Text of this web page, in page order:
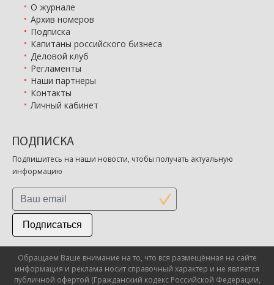
О журнале
Архив номеров
Подписка
Капитаны российского бизнеса
Деловой клуб
Регламенты
Наши партнеры
Контакты
Личный кабинет
ПОДПИСКА
Подпишитесь на наши новости, чтобы получать актуальную
информацию
Подписаться
Обращаем Ваше внимание на то, что вся размещённая на сайте
информация и реклама носит справочный характер и не является
публичной офертой (Гражданский кодекс Российской Федерации,